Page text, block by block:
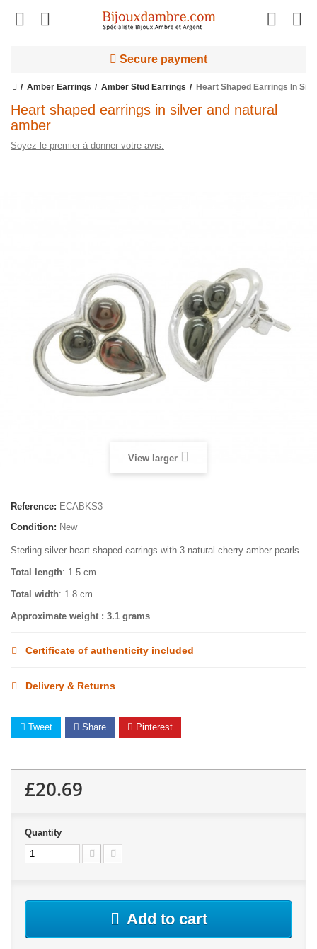
Secure payment
Amber Earrings Amber Stud Earrings Heart Shaped Earrings In
Heart shaped earrings in silver and natural
amber
Soyez le premier à donner votre avis.
View larger
Reference: ECABKS3
Condition: New
Sterling silver heart shaped earrings with 3 natural cherry amber pearls.
Total length: 1.5 cm
Total width: 1.8 cm
Approximate weight : 3.1 grams
Certificate of authenticity included
Delivery & Returns
Tweet Share Pinterest
£20.69
Quantity
Add to cart